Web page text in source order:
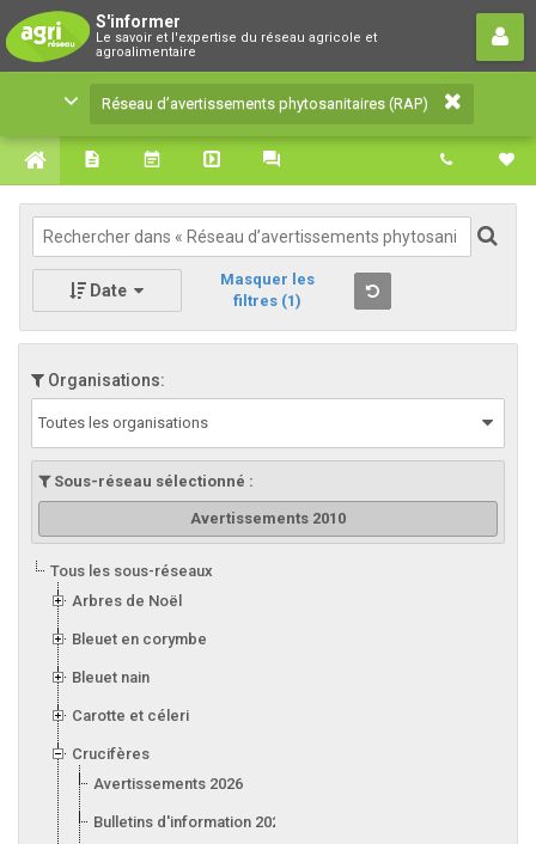
S'informer
Le savoir et l'expertise du réseau agricole et
agroalimentaire
Réseau d’avertissements
phytosanitaires (RAP)
Le savoir et l'expertise du réseau agricole et
agroalimentaire
Réseau d’avertissements phytosanitaires (RAP)
Date
Masquer les
filtres (1)
Organisations:
Toutes les organisations
Sous-réseau sélectionné :
Avertissements 2010
Tous les sous-réseaux
Arbres de Noël
Bleuet en corymbe
Bleuet nain
Carotte et céleri
Crucifères
Avertissements 2026
Bulletins d'information 2026